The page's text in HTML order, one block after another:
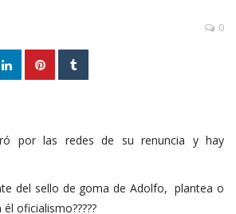
0
por las redes de su renuncia y hay
del sello de goma de Adolfo, plantea o
oficialismo?????